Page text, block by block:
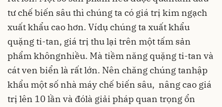
tư chế biến sâu thì chúng ta có giá trị kim ngạch
xuất khẩu cao hơn. Vídụ chúng ta xuất khẩu
quặng ti-tan, giá trị thu lại trên một tấm sản
phẩm khôngnhiều. Mà tiềm năng quặng ti-tan và
cát ven biển là rất lớn. Nên chăng chúng tanhập
khẩu một số nhà máy chế biến sâu, nâng cao giá
trị lên 10 lần và đólà giải pháp quan trọng ổn